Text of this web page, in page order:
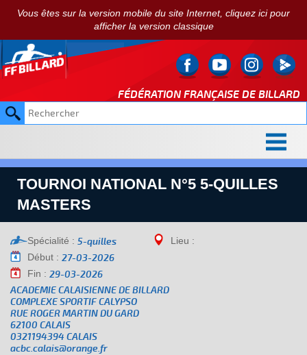
Vous êtes sur la version mobile du site Internet, cliquez ici pour
afficher la version classique
FÉDÉRATION FRANÇAISE DE BILLARD
TOURNOI NATIONAL N°5 5-QUILLES
MASTERS
Spécialité : 5-quilles
Début : 27-03-2026
Fin : 29-03-2026
Lieu :
ACADEMIE CALAISIENNE DE BILLARD
COMPLEXE SPORTIF CALYPSO
RUE ROGER MARTIN DU GARD
62100 CALAIS
0321194394 CALAIS
acbc.calais@orange.fr